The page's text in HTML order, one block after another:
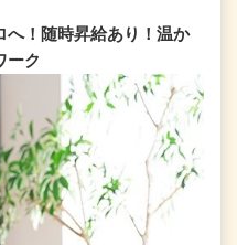
へ！随時昇給あり！温か
ーク